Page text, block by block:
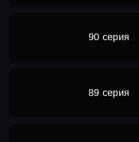
90 серия
89 серия